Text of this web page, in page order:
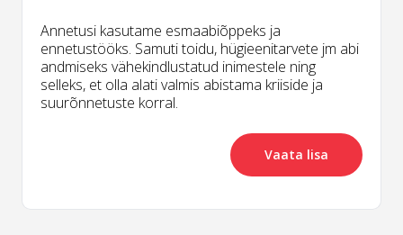
Annetusi kasutame esmaabiõppeks ja
ennetustööks. Samuti toidu, hügieenitarvete jm abi
andmiseks vähekindlustatud inimestele ning
selleks, et olla alati valmis abistama kriiside ja
suurõnnetuste korral.
Vaata lisa